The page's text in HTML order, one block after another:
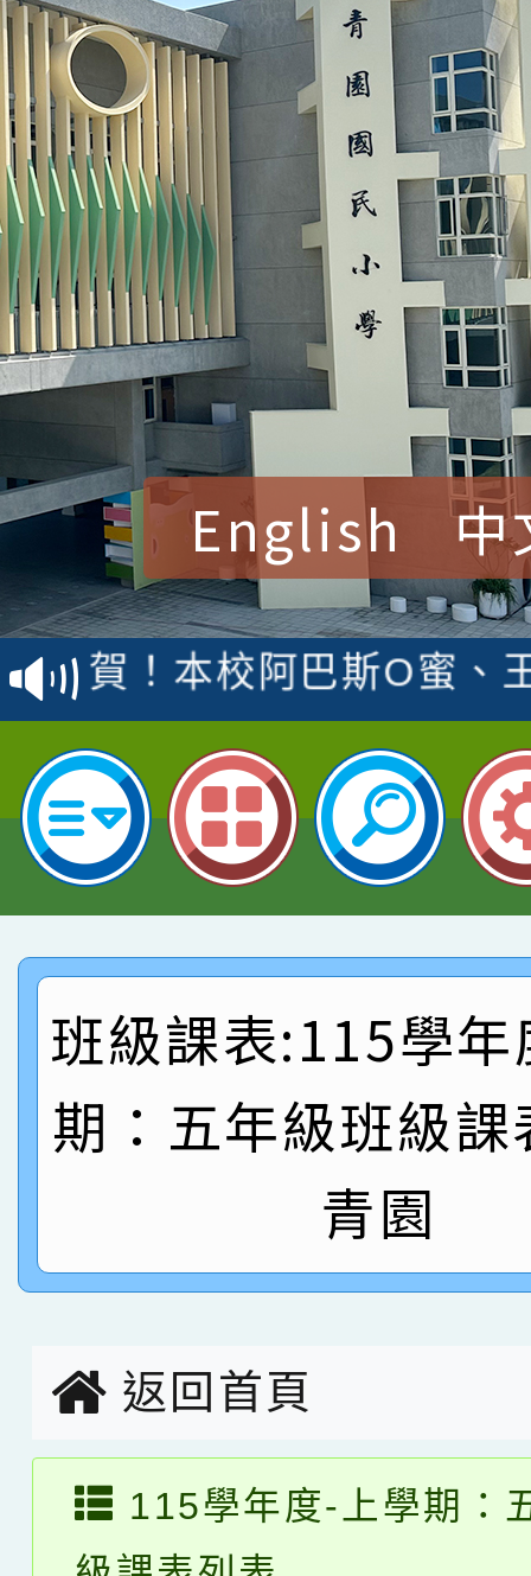
English 中
賀！本校參加桃園市中
賽 洪綺君教師榮獲社
名
賀！本校阿巴斯O蜜、
倩參加桃園市科展 國
名 指導老師王老師、
賀！本校四年二班張O
園市英語競賽國小朗讀
指導老師林老師
賀！本校參加桃園市中
賽 劉文瑛教師榮獲教
臺灣台語-第二名
賀！本校參與2026世
市賽榮獲科學小創客佳
賀！本校參加桃園市中
名
倩參加桃園市科展 國
名 指導老師王老師、
賀！本校四年二班張O
園市英語競賽國小朗讀
指導老師林老師
賀！本校參加桃園市中
賽 劉文瑛教師榮獲教
臺灣台語-第二名
賀！本校參與2026世
市賽榮獲科學小創客佳
班級課表:115學
期：五年級班級
青園
返回首頁
115學年度-上學期：